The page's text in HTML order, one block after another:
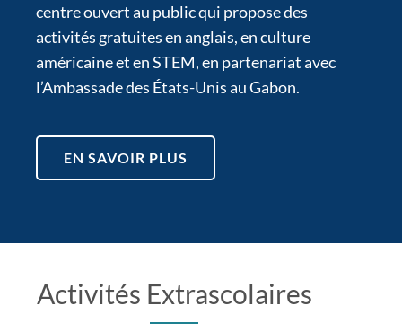
centre ouvert au public qui propose des
activités gratuites en anglais, en culture
américaine et en STEM, en partenariat avec
l’Ambassade des États-Unis au Gabon.
EN SAVOIR PLUS
Activités Extrascolaires